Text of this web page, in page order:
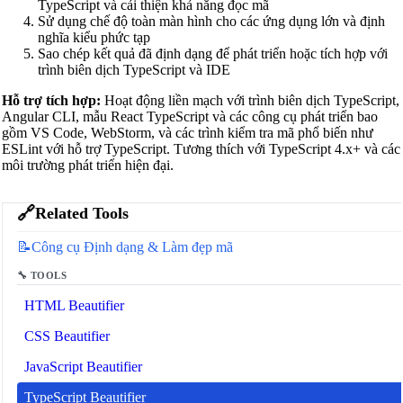
🔗Related Tools
📝Công cụ Định dạng & Làm đẹp mã
🔧 TOOLS
HTML Beautifier
CSS Beautifier
JavaScript Beautifier
TypeScript Beautifier
TypeScript và cải thiện khả năng đọc mã
Sử dụng chế độ toàn màn hình cho các ứng dụng lớn và định
nghĩa kiểu phức tạp
Sao chép kết quả đã định dạng để phát triển hoặc tích hợp với
trình biên dịch TypeScript và IDE
Hỗ trợ tích hợp: Hoạt động liền mạch với trình biên dịch TypeScript,
Angular CLI, mẫu React TypeScript và các công cụ phát triển bao
gồm VS Code, WebStorm, và các trình kiểm tra mã phổ biến như
ESLint với hỗ trợ TypeScript. Tương thích với TypeScript 4.x+ và các
môi trường phát triển hiện đại.